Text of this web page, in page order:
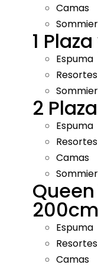
Camas
1
Espuma
Resortes
2
Espuma
Resortes
Camas
200cm
Espuma
Resortes
Camas